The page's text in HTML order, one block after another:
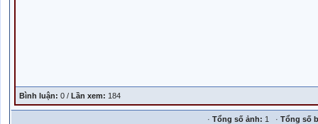
Bình luận: 0 / Lần xem: 184
· Tổng số ảnh: 1 · Tổng số